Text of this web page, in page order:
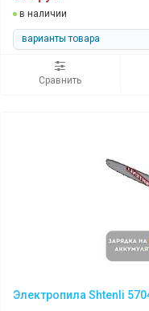
в наличии
варианты товара
Сравнить
Электропила Shtenli